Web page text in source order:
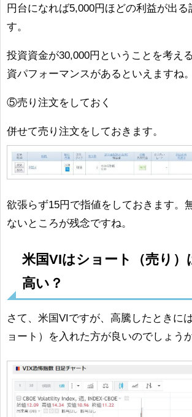
円台になれば5,000円ほどの利益が出る
す。
投資資金が30,000円ということを考え
資パフォーマンスがあるといえますね。
⑤売り注文をしておく
併せて売り注文をしておきます。
欲張らず15円で指値をしておきます。
ないところが残念ですね。
米国VIはショート（売り）
高い？
さて、米国VIですが、高騰したときに
ョート）を入れた方が良いのでしょうか